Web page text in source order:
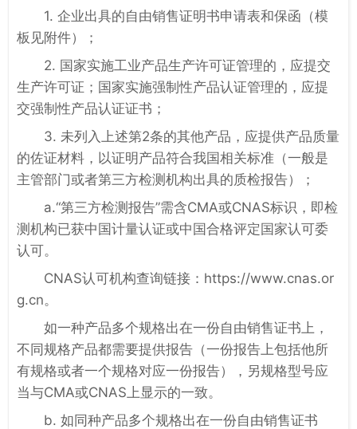
1. 企业出具的自由销售证明书申请表和保函（模
板见附件）；
2. 国家实施工业产品生产许可证管理的，应提交
生产许可证；国家实施强制性产品认证管理的，应提
交强制性产品认证证书；
3. 未列入上述第2条的其他产品，应提供产品质量
的佐证材料，以证明产品符合我国相关标准（一般是
主管部门或者第三方检测机构出具的质检报告）；
a.“第三方检测报告”需含CMA或CNAS标识，即检
测机构已获中国计量认证或中国合格评定国家认可委
认可。
CNAS认可机构查询链接：https://www.cnas.or
g.cn。
如一种产品多个规格出在一份自由销售证书上，
不同规格产品都需要提供报告（一份报告上包括他所
有规格或者一个规格对应一份报告），另规格型号应
当与CMA或CNAS上显示的一致。
b. 如同种产品多个规格出在一份自由销售证书